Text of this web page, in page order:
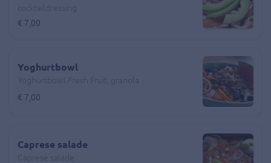
€ 7,00
Yoghurtbowl
€ 7,00
Caprese salade